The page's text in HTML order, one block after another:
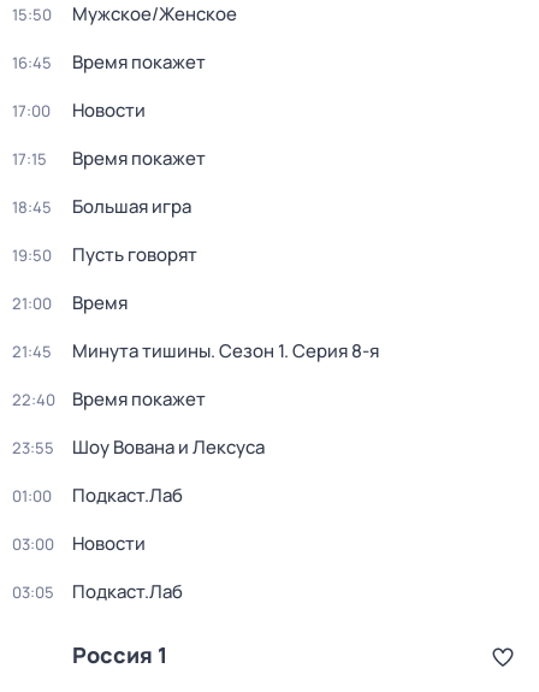
15:50 Мужское/Женское
16:45 Время покажет
17:00 Новости
17:15 Время покажет
18:45 Большая игра
19:50 Пусть говорят
21:00 Время
21:45 Минута тишины. Сезон 1. Серия 8-я
22:40 Время покажет
23:55 Шоу Вована и Лексуса
01:00 Подкаст.Лаб
03:00 Новости
03:05 Подкаст.Лаб
Россия 1